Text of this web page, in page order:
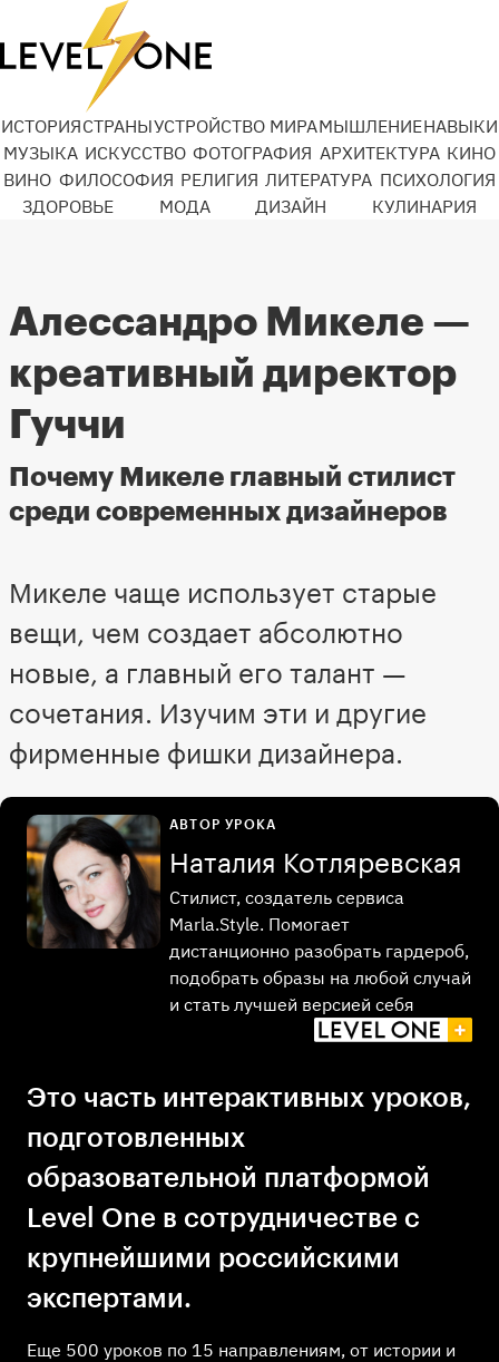
ИСТОРИЯСТРАНЫУСТРОЙСТВО МИРАМЫШЛЕНИЕНАВЫКИ
МУЗЫКА ИСКУССТВО ФОТОГРАФИЯ АРХИТЕКТУРА КИНО
ВИНО ФИЛОСОФИЯ РЕЛИГИЯ ЛИТЕРАТУРА ПСИХОЛОГИЯ
ЗДОРОВЬЕ
МОДА ДИЗАЙН КУЛИНАРИЯ
Алессандро Микеле —
креативный директор
Гуччи
Почему Микеле главный стилист
среди современных дизайнеров
Микеле чаще использует старые
вещи, чем создает абсолютно
новые, а главный его талант —
сочетания. Изучим эти и другие
фирменные фишки дизайнера.
Это часть интерактивных уроков,
подготовленных
образовательной платформой
Level One в сотрудничестве с
крупнейшими российскими
экспертами.
Еще 500 уроков по 15 направлениям, от истории и
АВТОР УРОКА
Наталия Котляревская
Стилист, создатель сервиса
Marla.Style. Помогает
дистанционно разобрать гардероб,
подобрать образы на любой случай
и стать лучшей версией себя